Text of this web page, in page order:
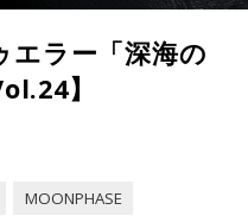
ラー「深海の
】
MOONPHASE